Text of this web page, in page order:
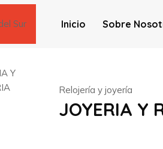
Inicio Sobre
Relojería y joyería
JOYERIA Y